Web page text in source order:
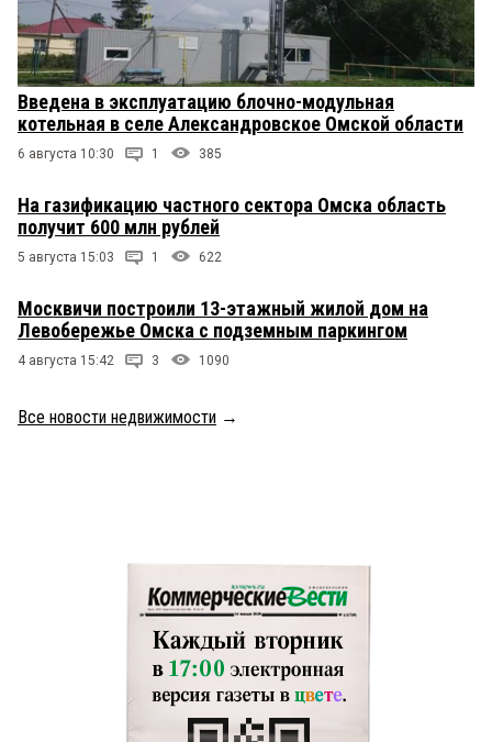
Введена в эксплуатацию блочно-модульная
котельная в селе Александровское Омской области
6 августа 10:30 1 385
На газификацию частного сектора Омска область
получит 600 млн рублей
5 августа 15:03 1 622
Москвичи построили 13-этажный жилой дом на
Левобережье Омска с подземным паркингом
4 августа 15:42 3 1090
Все новости недвижимости →